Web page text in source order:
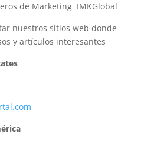
de Marketing IMKGlobal
nuestros sitios web donde
y artículos interesantes